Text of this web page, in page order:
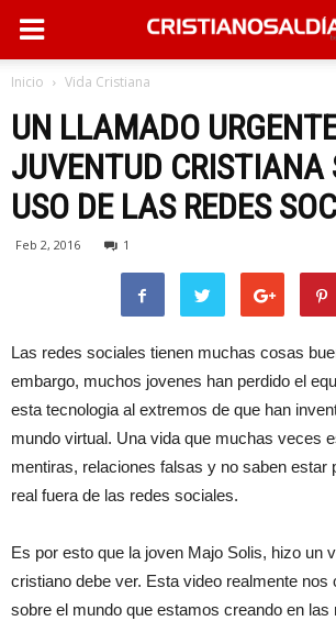
Inicio Vida Cristiana
UN LLAMADO
JUVENTUD CRISTIANA
USO DE LAS REDES
Feb 2, 2016 1
Las redes sociales tienen muchas cosas
embargo, muchos jovenes han perdido el
esta tecnologia al extremos de que han
mundo virtual. Una vida que muchas veces
mentiras, relaciones falsas y no saben estar
real fuera de las redes sociales.
Es por esto que la joven Majo Solis, hizo un
cristiano debe ver. Esta video realmente nos
sobre el mundo que estamos creando en las